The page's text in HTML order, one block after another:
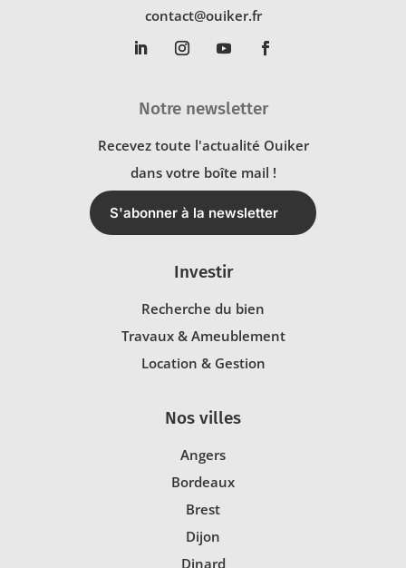
contact@ouiker.fr
Notre newsletter
Recevez toute l'actualité Ouiker
dans votre boîte mail !
S'abonner à la newsletter
Investir
Recherche du bien
Travaux & Ameublement
Location & Gestion
Nos villes
Angers
Bordeaux
Brest
Dijon
Dinard